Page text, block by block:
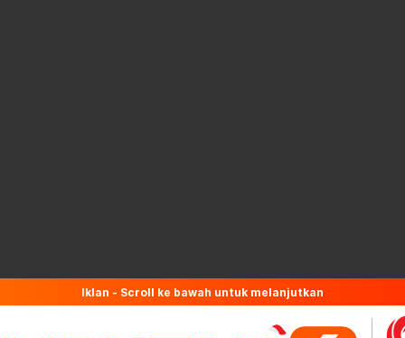
Iklan - Scroll ke bawah untuk melanjutkan